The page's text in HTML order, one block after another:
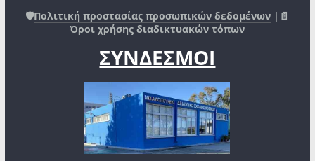
🛡️Πολιτική προστασίας προσωπικών δεδομένων |📄
Όροι χρήσης διαδικτυακών τόπων
ΣΥΝΔΕΣΜΟΙ